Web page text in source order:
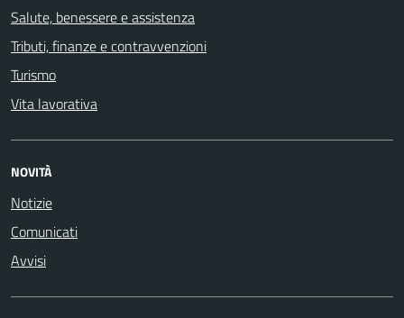
Salute, benessere e assistenza
Tributi, finanze e contravvenzioni
Turismo
Vita lavorativa
NOVITÀ
Notizie
Comunicati
Avvisi